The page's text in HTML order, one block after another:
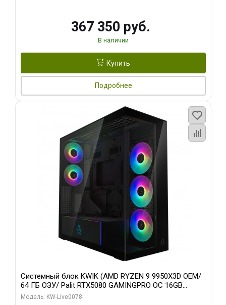
367 350 руб.
В наличии
Купить
Подробнее
Системный блок KWIK (AMD RYZEN 9 9950X3D OEM/
64 ГБ ОЗУ/ Palit RTX5080 GAMINGPRO OC 16GB
GDDR7 256bit 3xDP HD/ 1 ТБ SSD)
Модель: KW-Live0078